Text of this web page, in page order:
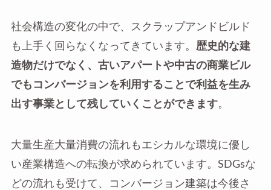
社会構造の変化の中で、スクラップアンドビルド
も上手く回らなくなってきています。 歴史的な建
造物だけでなく、古いアパートや中古の商業ビル
でもコンバージョンを利用することで利益を生み
出す事業として残していくことができます。
大量生産大量消費の流れもエシカルな環境に優し
い産業構造への転換が求められています。SDGsな
どの流れも受けて、コンバージョン建築は今後さ